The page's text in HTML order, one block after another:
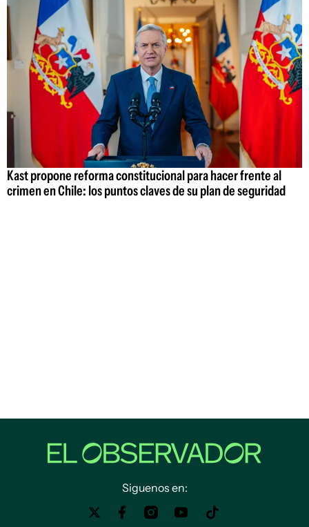
Kast propone reforma constitucional para hacer frente al
crimen en Chile: los puntos claves de su plan de seguridad
Siguenos en: